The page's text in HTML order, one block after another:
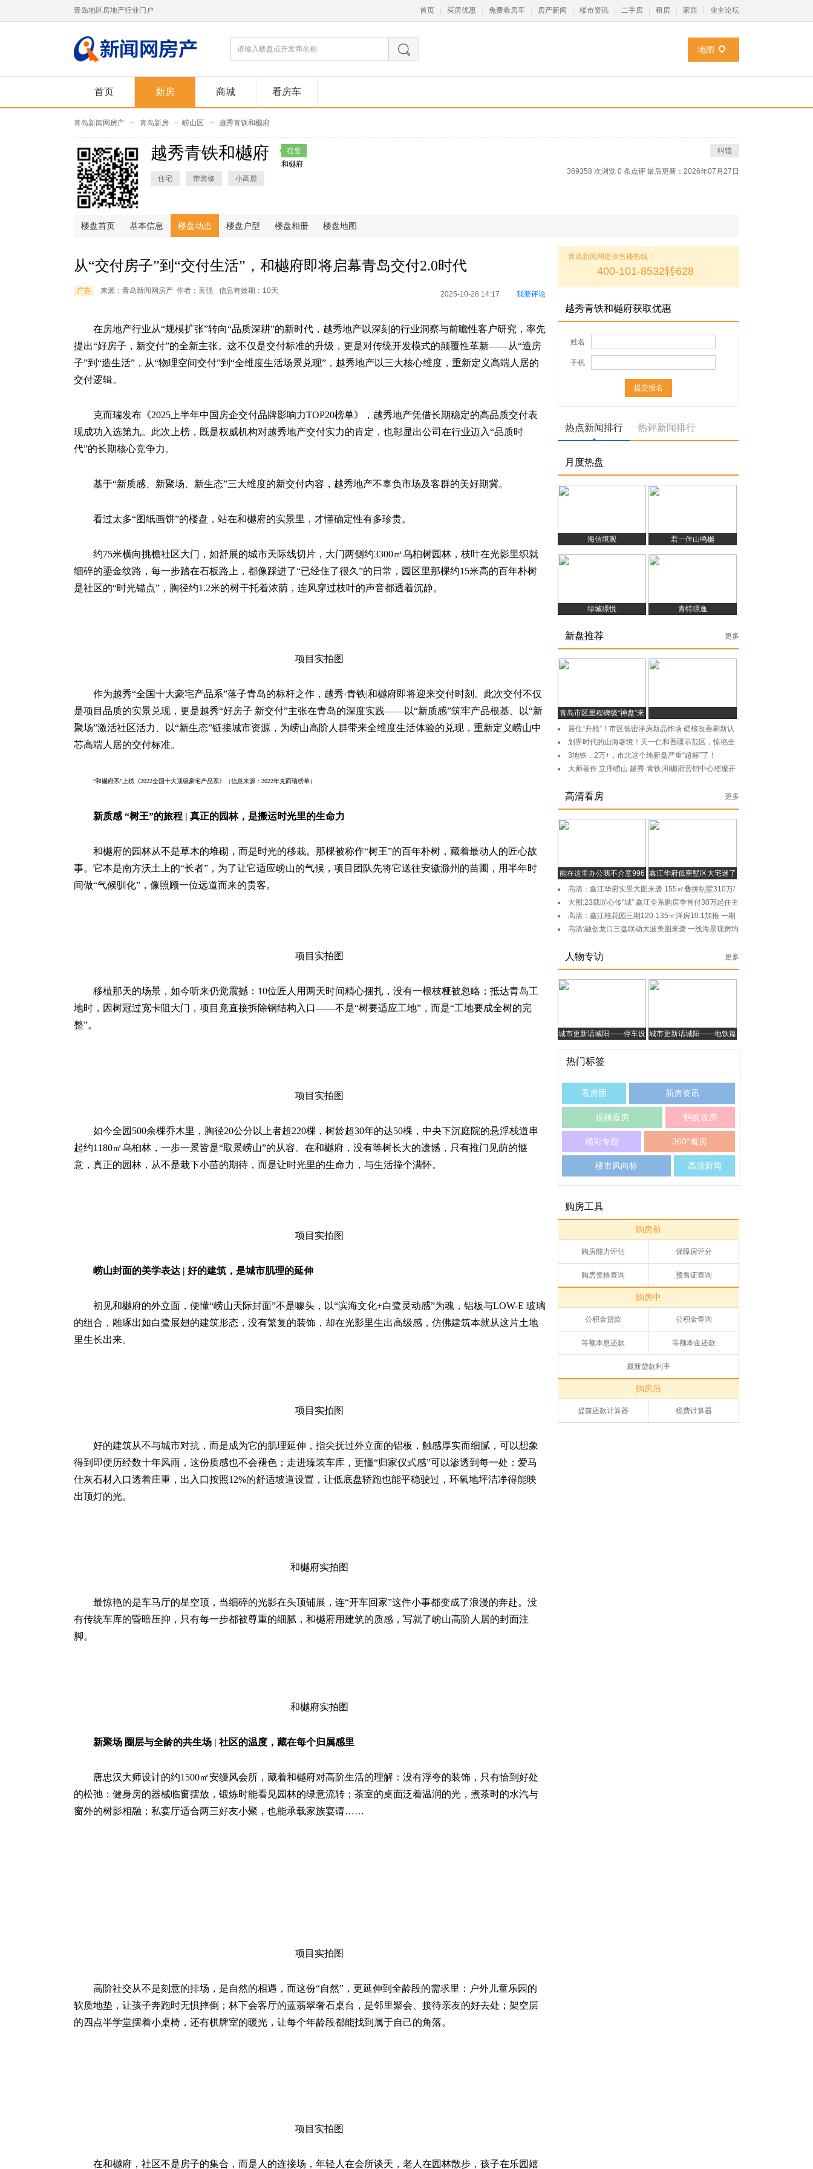
青岛地区房地产行业门户 首页 买房优惠 免费看房车 房产新闻 楼市资讯 二手房 租房 家居 业主论坛
地图
首页 新房 商城 看房车
青岛新闻网房产 > 青岛新房 > 崂山区 > 越秀青铁和樾府
越秀青铁和樾府
在售
和樾府
住宅
带装修 小高层
纠错
369358 次浏览 0 条点评 最后更新：2026年07月27日
楼盘首页 基本信息 楼盘动态 楼盘户型 楼盘相册 楼盘地图
从“交付房子”到“交付生活”，和樾府即将启幕青岛交付2.0时代
广告 来源：青岛新闻网房产 作者：黄强 信息有效期：10天 2025-10-28 14:17 我要评论
在房地产行业从“规模扩张”转向“品质深耕”的新时代，越秀地产以深刻的行业洞察与前瞻性客户研究，率先
提出“好房子，新交付”的全新主张。这不仅是交付标准的升级，更是对传统开发模式的颠覆性革新——从“造房
子”到“造生活”，从“物理空间交付”到“全维度生活场景兑现”，越秀地产以三大核心维度，重新定义高端人居的
交付逻辑。
克而瑞发布《2025上半年中国房企交付品牌影响力TOP20榜单》，越秀地产凭借长期稳定的高品质交付表
现成功入选第九。此次上榜，既是权威机构对越秀地产交付实力的肯定，也彰显出公司在行业迈入“品质时
代”的长期核心竞争力。
基于“新质感、新聚场、新生态”三大维度的新交付内容，越秀地产不辜负市场及客群的美好期冀。
看过太多“图纸画饼”的楼盘，站在和樾府的实景里，才懂确定性有多珍贵。
约75米横向挑檐社区大门，如舒展的城市天际线切片，大门两侧约3300㎡乌桕树园林，枝叶在光影里织就
细碎的鎏金纹路，每一步踏在石板路上，都像踩进了“已经住了很久”的日常，园区里那棵约15米高的百年朴树
是社区的“时光锚点”，胸径约1.2米的树干托着浓荫，连风穿过枝叶的声音都透着沉静。
项目实拍图
作为越秀“全国十大豪宅产品系”落子青岛的标杆之作，越秀·青铁|和樾府即将迎来交付时刻。此次交付不仅
是项目品质的实景兑现，更是越秀“好房子 新交付”主张在青岛的深度实践——以“新质感”筑牢产品根基、以“新
聚场”激活社区活力、以“新生态”链接城市资源，为崂山高阶人群带来全维度生活体验的兑现，重新定义崂山中
芯高端人居的交付标准。
“和樾府系”上榜《2022全国十大顶级豪宅产品系》（信息来源：2022年克而瑞榜单）
新质感 “树王”的旅程 | 真正的园林，是搬运时光里的生命力
和樾府的园林从不是草木的堆砌，而是时光的移栽。那棵被称作“树王”的百年朴树，藏着最动人的匠心故
事。它本是南方沃土上的“长者”，为了让它适应崂山的气候，项目团队先将它送往安徽滁州的苗圃，用半年时
间做“气候驯化”，像照顾一位远道而来的贵客。
项目实拍图
移植那天的场景，如今听来仍觉震撼：10位匠人用两天时间精心捆扎，没有一根枝桠被忽略；抵达青岛工
地时，因树冠过宽卡阻大门，项目竟直接拆除钢结构入口——不是“树要适应工地”，而是“工地要成全树的完
整”。
项目实拍图
如今全园500余棵乔木里，胸径20公分以上者超220棵，树龄超30年的达50棵，中央下沉庭院的悬浮栈道串
起约1180㎡乌桕林，一步一景皆是“取景崂山”的从容。在和樾府，没有等树长大的遗憾，只有推门见荫的惬
意，真正的园林，从不是栽下小苗的期待，而是让时光里的生命力，与生活撞个满怀。
项目实拍图
崂山封面的美学表达 | 好的建筑，是城市肌理的延伸
初见和樾府的外立面，便懂“崂山天际封面”不是噱头，以“滨海文化+白鹭灵动感”为魂，铝板与LOW-E 玻璃
的组合，雕琢出如白鹭展翅的建筑形态，没有繁复的装饰，却在光影里生出高级感，仿佛建筑本就从这片土地
里生长出来。
项目实拍图
好的建筑从不与城市对抗，而是成为它的肌理延伸，指尖抚过外立面的铝板，触感厚实而细腻，可以想象
得到即便历经数十年风雨，这份质感也不会褪色；走进臻装车库，更懂“归家仪式感”可以渗透到每一处：爱马
仕灰石材入口透着庄重，出入口按照12%的舒适坡道设置，让低底盘轿跑也能平稳驶过，环氧地坪洁净得能映
出顶灯的光。
和樾府实拍图
最惊艳的是车马厅的星空顶，当细碎的光影在头顶铺展，连“开车回家”这件小事都变成了浪漫的奔赴。没
有传统车库的昏暗压抑，只有每一步都被尊重的细腻，和樾府用建筑的质感，写就了崂山高阶人居的封面注
脚。
和樾府实拍图
新聚场 圈层与全龄的共生场 | 社区的温度，藏在每个归属感里
唐忠汉大师设计的约1500㎡安缦风会所，藏着和樾府对高阶生活的理解：没有浮夸的装饰，只有恰到好处
的松弛：健身房的器械临窗摆放，锻炼时能看见园林的绿意流转；茶室的桌面泛着温润的光，煮茶时的水汽与
窗外的树影相融；私宴厅适合两三好友小聚，也能承载家族宴请……
项目实拍图
高阶社交从不是刻意的排场，是自然的相遇，而这份“自然”，更延伸到全龄段的需求里：户外儿童乐园的
软质地垫，让孩子奔跑时无惧摔倒；林下会客厅的蓝翡翠奢石桌台，是邻里聚会、接待亲友的好去处；架空层
的四点半学堂摆着小桌椅，还有棋牌室的暖光，让每个年龄段都能找到属于自己的角落。
项目实拍图
在和樾府，社区不是房子的集合，而是人的连接场，年轻人在会所谈天，老人在园林散步，孩子在乐园嬉
青岛新闻网提供售楼热线：
400-101-8532转628
越秀青铁和樾府获取优惠
姓名
手机
热点新闻排行 热评新闻排行
月度热盘
海信境观 君一伴山鸣樾
绿城璟悦 青特璟逸
新盘推荐 更多
青岛市区里程碑级“神盘”来
了
居住“升舱”！市区低密洋房新品炸场 硬核改善刷新认
知
划界时代的山海奢境！天一仁和吾疆示范区，惊艳全
城，耀目绽放
3地铁，2万+，市北这个纯新盘严重“超标”了！
大师著作 立序崂山 越秀·青铁|和樾府营销中心璀璨开
高清看房 更多
能在这里办公我不介意996 鑫江华府低密墅区大宅迷了
眼，醉了心！
高清：鑫江华府实景大图来袭 155㎡叠拼别墅310万/
套起大图:23载匠心传“城” 鑫江全系购房季首付30万起住主
城
高清：鑫江桂花园三期120-135㎡洋房10.1加推 一期
二期实景呈现
高清:融创龙口三盘联动大波美图来袭 一线海景现房均
人物专访 更多
城市更新话城阳——停车设 城市更新话城阳——地铁篇
热门标签
看房团 新房资讯
视频看房 蚂蚁攻房
精彩专题
楼市风向标
360°看房
高清新闻
购房工具
购房前
购房能力评估 保障房评分
购房资格查询 预售证查询
购房中
公积金贷款 公积金查询
等额本息还款 等额本金还款
最新贷款利率
购房后
提前还款计算器 税费计算器